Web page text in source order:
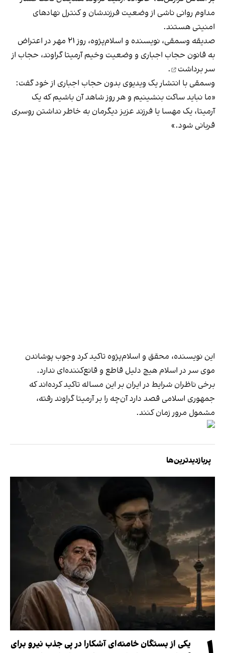
مداوم روانی ناشی از وضعیت فرزندشان و کنترل نهادهای
امنیتی هستند.
صدیقه وسمقی، نویسنده و اسلام‌پژوه، روز ۲۱ مهر در اعتراض
به قانون حجاب اجباری و وضعیت وخیم آرمیتا گراوند، حجاب از
سر برداشت
.
وسمقی با انتشار یک ویديوی بدون حجاب اجباری از خود گفت:
«ما نباید ساکت بنشینیم و هر روز شاهد آن باشیم که یک
آرمیتا، یک مهسا یا فرزند عزیز دیگرمان به‌ خاطر نداشتن روسری
قربانی شود.»
این نویسنده، محقق و اسلام‌پژوه تاکید کرد وجوب پوشاندن
موی سر در اسلام هیچ دلیل قاطع و قانع‌کننده‌ای ندارد.
برخی ناظران شرایط در ایران بر این مساله تاکید کرده‌اند که
جمهوری اسلامی قصد دارد آن‌چه را بر آرمیتا گراوند رفته،
مشمول مرور زمان کنند.
پربازدیدترین‌ها
یکی از بستگان خامنه‌ای آشکارا در پی جذب نیرو برای